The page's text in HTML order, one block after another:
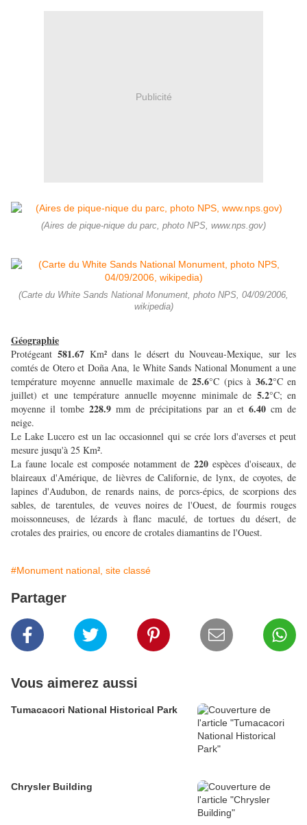
Publicité
(Aires de pique-nique du parc, photo NPS, www.nps.gov)
(Carte du White Sands National Monument, photo NPS, 04/09/2006,
wikipedia)
Géographie
Protégeant 581.67 Km² dans le désert du Nouveau-Mexique, sur les
comtés de Otero et Doña Ana, le White Sands National Monument a une
température moyenne annuelle maximale de25.6°C (pics à 36.2°C en
juillet) et une température annuelle moyenne minimale de 5.2°C; en
moyenne il tombe 228.9 mm de précipitations par an et 6.40 cm de
neige.
Le Lake Lucero est un lac occasionnel qui se crée lors d'averses et peut
mesure jusqu'à 25 Km².
La faune locale est composée notamment de 220 espèces d'oiseaux, de
blaireaux d'Amérique, de lièvres de Californie, de lynx, de coyotes, de
lapines d'Audubon, de renards nains, de porcs-épics, de scorpions des
sables, de tarentules, de veuves noires de l'Ouest, de fourmis rouges
moissonneuses, de lézards à flanc maculé, de tortues du désert, de
crotales des prairies, ou encore de crotales diamantins de l'Ouest.
#Monument national, site classé
Partager
Vous aimerez aussi
Tumacacori National Historical Park
Chrysler Building